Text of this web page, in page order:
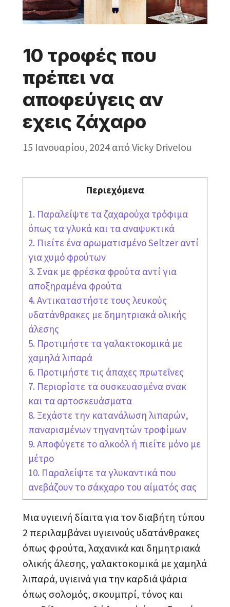
10 τροφές που
πρέπει να
αποφεύγεις αν
εχεις ζάχαρο
15 Ιανουαρίου, 2024 από Vicky Drivelou
Περιεχόμενα
1. Παραλείψτε τα ζαχαρούχα τρόφιμα
όπως τα γλυκά και τα αναψυκτικά
2. Πιείτε ένα αρωματισμένο Seltzer αντί
για χυμό φρούτων
3. Σνακ με φρέσκα φρούτα αντί για
αποξηραμένα φρούτα
4. Αντικαταστήστε τους λευκούς
υδατάνθρακες με δημητριακά ολικής
άλεσης
5. Προτιμήστε τα γαλακτοκομικά με
χαμηλά λιπαρά
6. Προτιμήστε τις άπαχες πρωτεΐνες
7. Περιορίστε τα συσκευασμένα σνακ
και τα αρτοσκευάσματα
8. Ξεχάστε την κατανάλωση λιπαρών,
παναρισμένων τηγανητών τροφίμων
9. Αποφύγετε το αλκοόλ ή πιείτε μόνο με
μέτρο
10. Παραλείψτε τα γλυκαντικά που
ανεβάζουν το σάκχαρο του αίματός σας
Μια υγιεινή δίαιτα για τον διαβήτη τύπου
2 περιλαμβάνει υγιεινούς υδατάνθρακες
όπως φρούτα, λαχανικά και δημητριακά
ολικής άλεσης, γαλακτοκομικά με χαμηλά
λιπαρά, υγιεινά για την καρδιά ψάρια
όπως σολομός, σκουμπρί, τόνος και